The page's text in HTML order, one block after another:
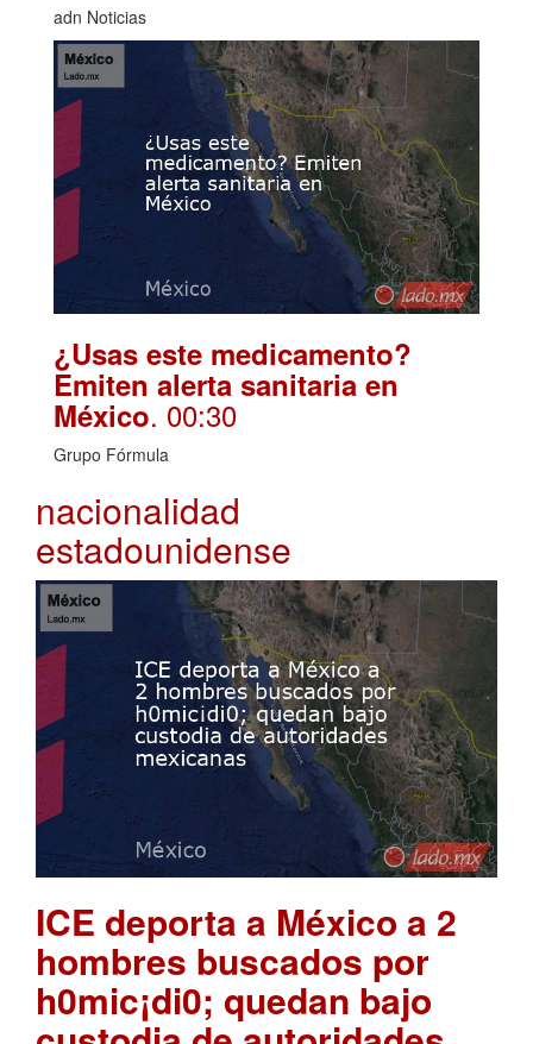
adn Noticias
¿Usas este medicamento?
Emiten alerta sanitaria en
México. 00:30
Grupo Fórmula
nacionalidad
estadounidense
ICE deporta a México a 2
hombres buscados por
h0mic¡di0; quedan bajo